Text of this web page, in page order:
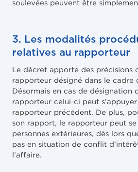
soulevées peuvent être
3. Les modalités
relatives au rapporteur
Le décret apporte des précisions
rapporteur désigné dans le cadre
Désormais en cas de désignation
rapporteur celui-ci peut
rapporteur précédent. De plus,
son rapport, le rapporteur peut se
personnes extérieures, dès lors
pas en situation de conflit
l’affaire.